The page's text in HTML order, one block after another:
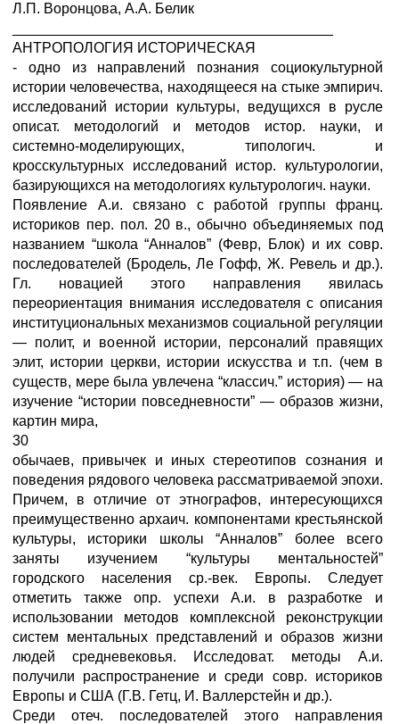
Л.П. Воронцова, А.А. Белик
АНТРОПОЛОГИЯ ИСТОРИЧЕСКАЯ
- одно из направлений познания социокультурной
истории человечества, находящееся на стыке эмпирич.
исследований истории культуры, ведущихся в русле
описат. методологий и методов истор. науки, и
системно-моделирующих, типологич. и
кросскультурных исследований истор. культурологии,
базирующихся на методологиях культурологич. науки.
Появление А.и. связано с работой группы франц.
историков пер. пол. 20 в., обычно объединяемых под
названием “школа “Анналов” (Февр, Блок) и их совр.
последователей (Бродель, Ле Гофф, Ж. Ревель и др.).
Гл. новацией этого направления явилась
переориентация внимания исследователя с описания
институциональных механизмов социальной регуляции
— полит, и военной истории, персоналий правящих
элит, истории церкви, истории искусства и т.п. (чем в
существ, мере была увлечена “классич.” история) — на
изучение “истории повседневности” — образов жизни,
картин мира,
30
обычаев, привычек и иных стереотипов сознания и
поведения рядового человека рассматриваемой эпохи.
Причем, в отличие от этнографов, интересующихся
преимущественно архаич. компонентами крестьянской
культуры, историки школы “Анналов” более всего
заняты изучением “культуры ментальностей”
городского населения ср.-век. Европы. Следует
отметить также опр. успехи А.и. в разработке и
использовании методов комплексной реконструкции
систем ментальных представлений и образов жизни
людей средневековья. Исследоват. методы А.и.
получили распространение и среди совр. историков
Европы и США (Г.В. Гетц, И. Валлерстейн и др.).
Среди отеч. последователей этого направления